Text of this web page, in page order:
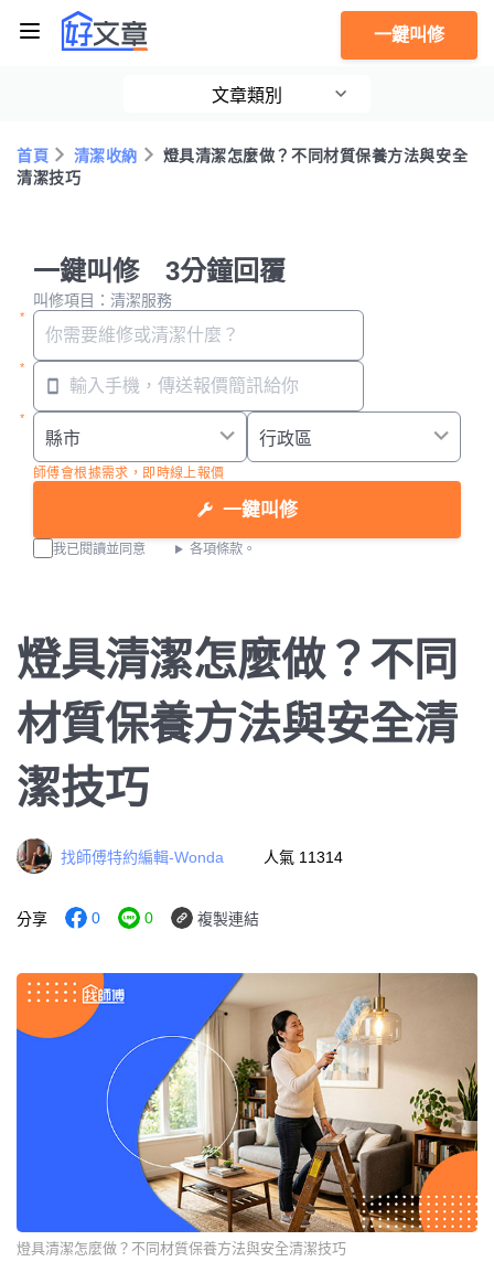
一鍵叫修
文章類別
首頁 清潔收納
燈具清潔怎麼做？不同材質保養方法與安全
清潔技巧
一鍵叫修 3分鐘回覆
叫修項目：清潔服務
師傅會根據需求，即時線上報價
一鍵叫修
我已閱讀並同意 各項條款。
燈具清潔怎麼做？不同
材質保養方法與安全清
潔技巧
找師傅特約編輯-Wonda 人氣 11314
分享 0 0 複製連結
燈具清潔怎麼做？不同材質保養方法與安全清潔技巧